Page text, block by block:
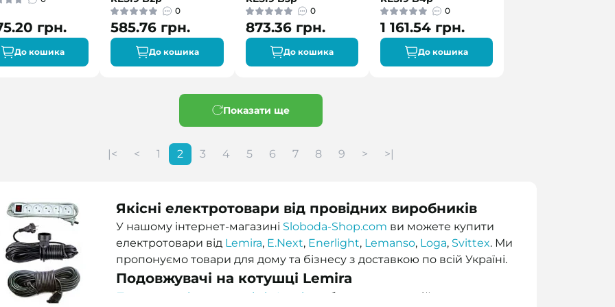
грн.
До кошика
0
585.76 грн.
До кошика
0
873.36 грн.
До кошика
0
1 161.54 грн.
До кошика
Показати ще
|< < 1 2 3 4 5 6 7 8 9 > >|
Якісні електротовари від провідних виробників
У нашому інтернет-магазині Sloboda-Shop.com ви можете купити
електротовари від Lemira, E.Next, Enerlight, Lemanso, Loga, Svittex. Ми
пропонуємо товари для дому та бізнесу з доставкою по всій Україні.
Подовжувачі на котушці Lemira
Подовжувачі на котушці від Lemira
забезпечують надійне